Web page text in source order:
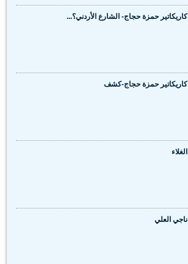
كاريكاتير حمزة حجاج- الشارع الأردني؟...
كاريكاتير حمزة حجاج-كشف
الغلاء
ناجي العلي